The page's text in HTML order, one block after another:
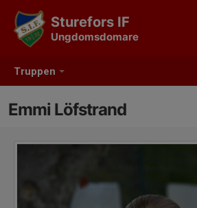
Truppen
Sturefors IF
Ungdomsdomare
Emmi Löfstrand